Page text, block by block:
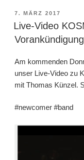
VERÖFFENTLICHT
AM
7. MÄRZ 2017
Live-Video
Vorankündigung
Am kommenden
unser Live-Video zu
mit Thomas Künzel.
#newcomer #band